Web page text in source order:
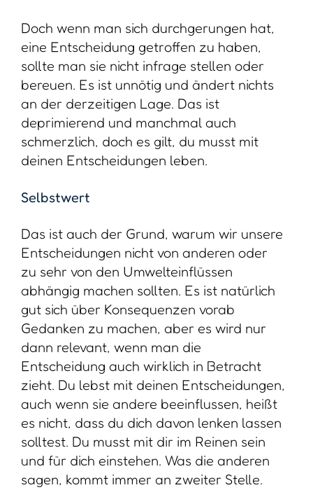
Doch wenn man sich durchgerungen hat,
eine Entscheidung getroffen zu haben,
sollte man sie nicht infrage stellen oder
bereuen. Es ist unnötig und ändert nichts
an der derzeitigen Lage. Das ist
deprimierend und manchmal auch
schmerzlich, doch es gilt, du musst mit
deinen Entscheidungen leben.
Selbstwert
Das ist auch der Grund, warum wir unsere
Entscheidungen nicht von anderen oder
zu sehr von den Umwelteinflüssen
abhängig machen sollten. Es ist natürlich
gut sich über Konsequenzen vorab
Gedanken zu machen, aber es wird nur
dann relevant, wenn man die
Entscheidung auch wirklich in Betracht
zieht. Du lebst mit deinen Entscheidungen,
auch wenn sie andere beeinflussen, heißt
es nicht, dass du dich davon lenken lassen
solltest. Du musst mit dir im Reinen sein
und für dich einstehen. Was die anderen
sagen, kommt immer an zweiter Stelle.